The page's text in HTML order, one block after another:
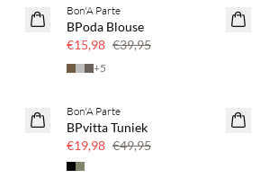
SAVE20
Bon'A Parte
BPoda Blouse
€15,98 €39,95
+5
SAVE20
Bon'A Parte
BPvitta Tuniek
€19,98 €49,95